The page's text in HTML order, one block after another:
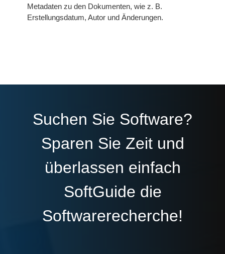
Metadaten zu den Dokumenten, wie z. B.
Erstellungsdatum, Autor und Änderungen.
Suchen Sie Software?
Sparen Sie Zeit und
überlassen einfach
SoftGuide die
Softwarerecherche!